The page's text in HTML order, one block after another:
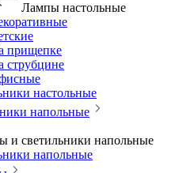
Лампы настольные
прищепке
струбцине
настольные
напольные
и светильники напольные
напольные